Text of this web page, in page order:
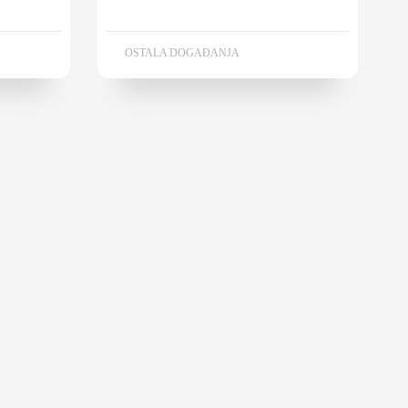
OSTALA DOGAĐANJA